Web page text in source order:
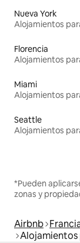
Nueva York
Florencia
Miami
Seattle
*Pueden
zonas y
Airbnb
Alojamientos